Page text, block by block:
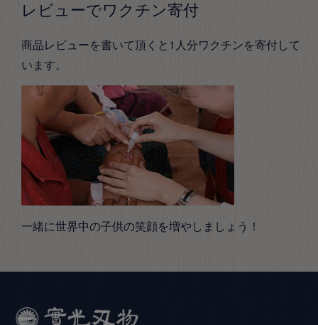
レビューでワクチン寄付
商品レビューを書いて頂くと1人分ワクチンを寄付して
います。
一緒に世界中の子供の笑顔を増やしましょう！